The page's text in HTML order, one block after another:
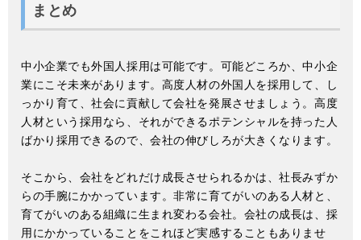
まとめ
中小企業でも外国人採用は可能です。可能どころか、中小企
業にこそ未来があります。高度人材の外国人を採用して、し
っかり育て、社会に貢献して会社を発展させましょう。高度
人材という採用なら、それができるポテンシャルを持った人
ばかり採用できるので、会社の伸びしろが大きくなります。
そこから、会社をどれだけ成長させられるかは、社長みずか
らの手腕にかかっています。非常に育てがいのある人材と、
育てがいのある組織に生まれ変わる会社。会社の成長は、採
用にかかっていることをこれほど実感することもありませ